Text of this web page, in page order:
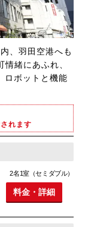
、羽田空港へも
緒にあふれ、
ロボットと機能
れます
2名1室（セミダブル）
料金・詳細